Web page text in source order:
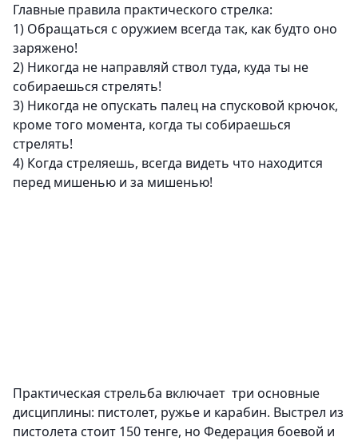
Главные правила практического стрелка:
1) Обращаться с оружием всегда так, как будто оно
заряжено!
2) Никогда не направляй ствол туда, куда ты не
собираешься стрелять!
3) Никогда не опускать палец на спусковой крючок,
кроме того момента, когда ты собираешься
стрелять!
4) Когда стреляешь, всегда видеть что находится
перед мишенью и за мишенью!
Практическая стрельба включает три основные
дисциплины: пистолет, ружье и карабин. Выстрел из
пистолета стоит 150 тенге, но Федерация боевой и